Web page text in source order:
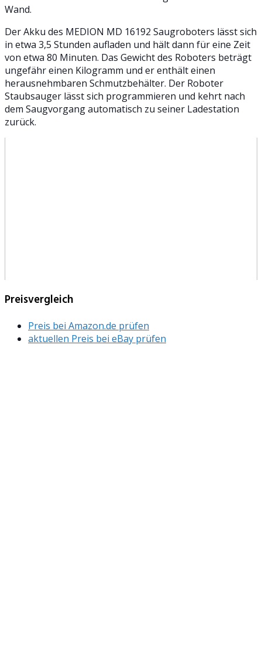
Wand.
Der Akku des MEDION MD 16192 Saugroboters lässt sich
in etwa 3,5 Stunden aufladen und hält dann für eine Zeit
von etwa 80 Minuten. Das Gewicht des Roboters beträgt
ungefähr einen Kilogramm und er enthält einen
herausnehmbaren Schmutzbehälter. Der Roboter
Staubsauger lässt sich programmieren und kehrt nach
dem Saugvorgang automatisch zu seiner Ladestation
zurück.
Preisvergleich
Preis bei Amazon.de prüfen
aktuellen Preis bei eBay prüfen